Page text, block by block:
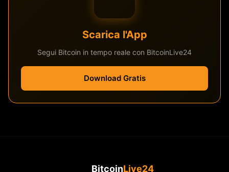
Scarica l'App
Segui Bitcoin in tempo reale con BitcoinLive24
Download Gratis
BitcoinLive24